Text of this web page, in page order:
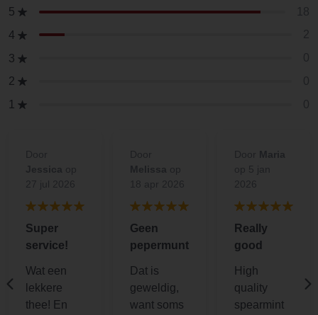
5
4
3
2
1
Super
service!
Wat een
lekkere
thee! En
Geen
pepermunt
Dat is
geweldig,
want soms
Really
good
High
quality
spearmint